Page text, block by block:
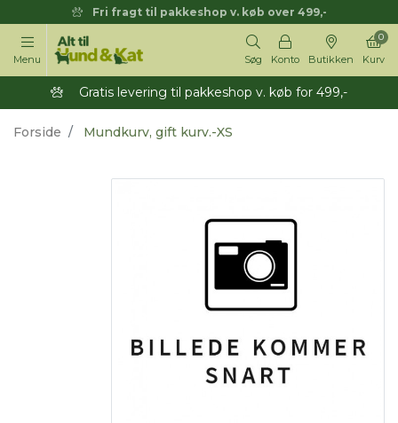
Fri fragt til pakkeshop v. køb over 499,-
Menu Søg Konto Butikken Kurv
0
Gratis levering til pakkeshop v. køb for 499,-
Forside Mundkurv, gift kurv.-XS